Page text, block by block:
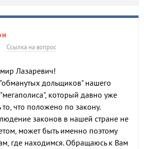
Ссылка на вопрос
Лазаревич!
дольщиков" нашего
который давно уже
то, что положено по закону.
законов в нашей стране не
может быть именно поэтому
где находимся. Обращаюсь к Вам